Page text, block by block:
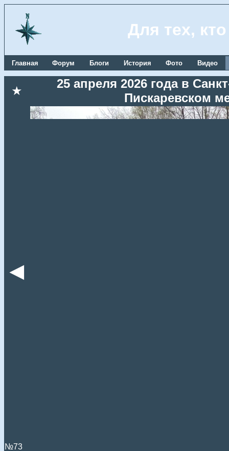
Для тех,
Главная Форум Блоги История Фото Видео
★
25 апреля 2026 года в
Пискаревском
◄
№73